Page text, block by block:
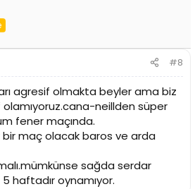
#8
agresif olmakta beyler ama biz
neillden süper
fener maçında.
maç olacak baros ve arda
sağda serdar
haftadır oynamıyor.